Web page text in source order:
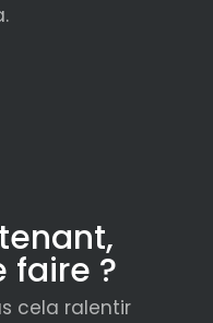
faire ?
cela ralentir